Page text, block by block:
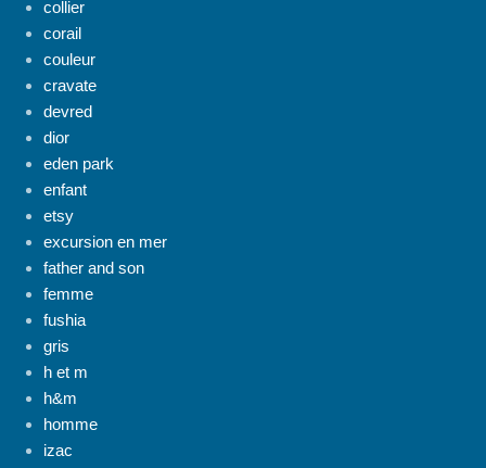
collier
corail
couleur
cravate
devred
dior
eden park
enfant
etsy
excursion en mer
father and son
femme
fushia
gris
h et m
h&m
homme
izac